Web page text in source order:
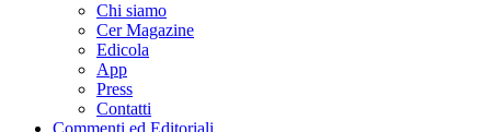
Chi siamo
Cer Magazine
Edicola
App
Press
Contatti
Commenti ed Editoriali